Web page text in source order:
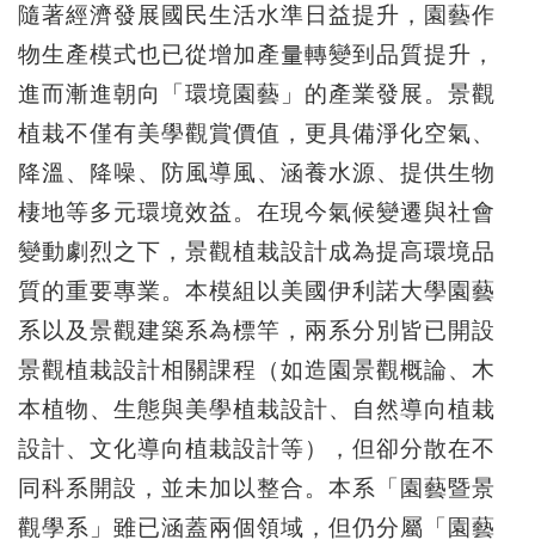
隨著經濟發展國民生活水準日益提升，園藝作
物生產模式也已從增加產量轉變到品質提升，
進而漸進朝向「環境園藝」的產業發展。景觀
植栽不僅有美學觀賞價值，更具備淨化空氣、
降溫、降噪、防風導風、涵養水源、提供生物
棲地等多元環境效益。在現今氣候變遷與社會
變動劇烈之下，景觀植栽設計成為提高環境品
質的重要專業。本模組以美國伊利諾大學園藝
系以及景觀建築系為標竿，兩系分別皆已開設
景觀植栽設計相關課程（如造園景觀概論、木
本植物、生態與美學植栽設計、自然導向植栽
設計、文化導向植栽設計等），但卻分散在不
同科系開設，並未加以整合。本系「園藝暨景
觀學系」雖已涵蓋兩個領域，但仍分屬「園藝